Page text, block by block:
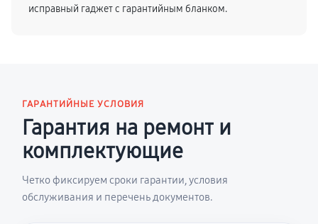
исправный гаджет с гарантийным бланком.
ГАРАНТИЙНЫЕ УСЛОВИЯ
Гарантия на ремонт и
комплектующие
Четко фиксируем сроки гарантии, условия
обслуживания и перечень документов.